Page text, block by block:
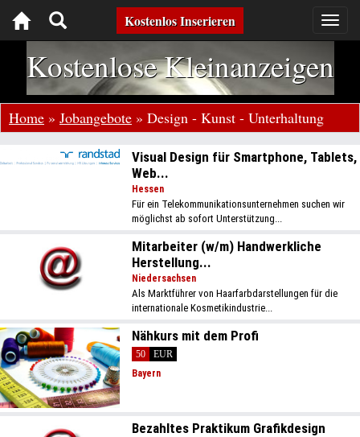
Toggle
navigation
Kostenlos Inserieren
Kostenlose Kleinanzeigen
Home » Jobangebote » Design - Kunst - Unterhaltung
Visual Design für Smartphone, Tablets,
Web...
Hessen
Für ein Telekommunikationsunternehmen suchen wir
möglichst ab sofort Unterstützung...
Mitarbeiter (w/m) Handwerkliche
Herstellung...
Niedersachsen
Als Marktführer von Haarfarbdarstellungen für die
internationale Kosmetikindustrie...
Nähkurs mit dem Profi
50
EUR
Bayern
Bezahltes Praktikum Grafikdesign